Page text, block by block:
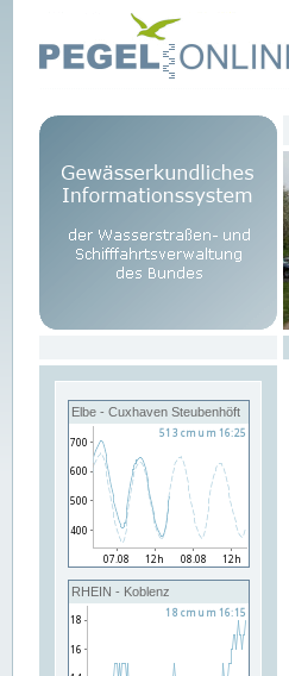
Elbe - Cuxhaven Steubenhöft
RHEIN - Koblenz